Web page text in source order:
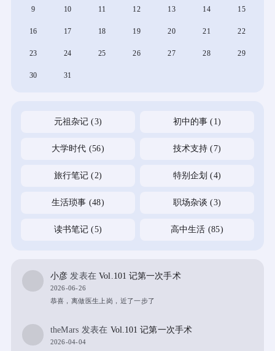
9 10 11 12 13 14 15
16 17 18 19 20 21 22
23 24 25 26 27 28 29
30 31
元祖杂记 (3) 初中的事 (1)
大学时代 (56) 技术支持 (7)
旅行笔记 (2) 特别企划 (4)
生活琐事 (48) 职场杂谈 (3)
读书笔记 (5) 高中生活 (85)
小彦 发表在Vol.101 记第一次手术
2026-06-26
恭喜，离做医生上岗，近了一步了
theMars 发表在 Vol.101 记第一次手术
2026-04-04